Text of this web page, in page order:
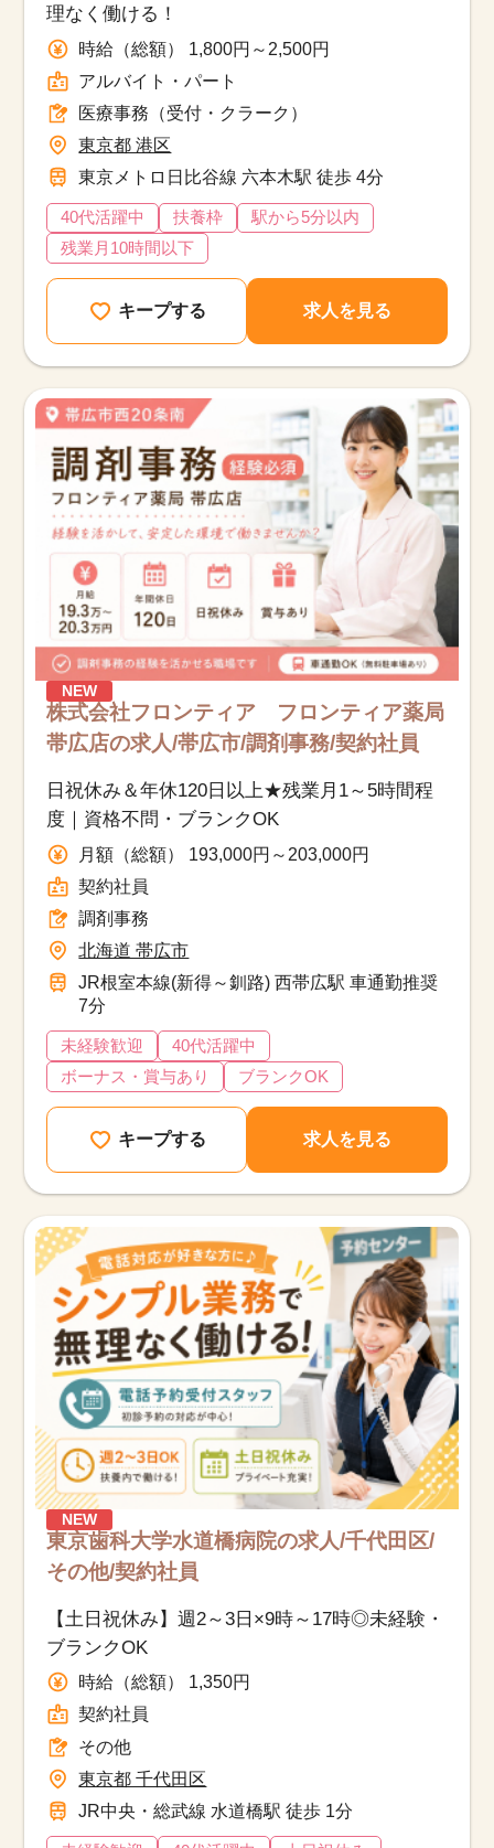
理なく働ける！
時給（総額） 1,800円～2,500円
アルバイト・パート
医療事務（受付・クラーク）
東京都 港区
東京メトロ日比谷線 六本木駅 徒歩 4分
40代活躍中 扶養枠
駅から5分以内
残業月10時間以下
キープする 求人を見る
NEW
株式会社フロンティア フロンティア薬局
帯広店の求人/帯広市/調剤事務/契約社員
日祝休み＆年休120日以上★残業月1～5時間程
度｜資格不問・ブランクOK
月額（総額） 193,000円～203,000円
契約社員
調剤事務
北海道 帯広市
JR根室本線(新得～釧路) 西帯広駅 車通勤推奨
7分
未経験歓迎
40代活躍中
ボーナス・賞与あり
ブランクOK
キープする 求人を見る
NEW
東京歯科大学水道橋病院の求人/千代田区/
その他/契約社員
【土日祝休み】週2～3日×9時～17時◎未経験・
ブランクOK
時給（総額） 1,350円
契約社員
その他
東京都 千代田区
JR中央・総武線 水道橋駅 徒歩 1分